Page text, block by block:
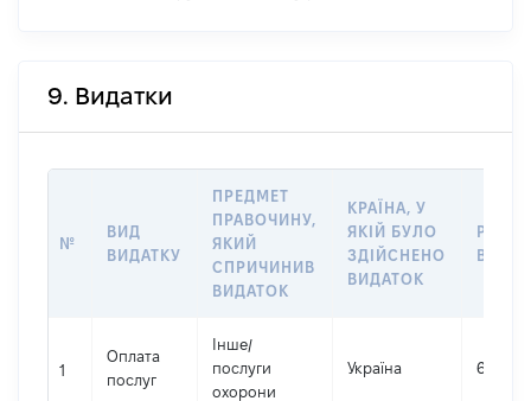
9. Видатки
№
ВИД
ВИДАТКУ
ПРЕДМЕТ
ПРАВОЧИНУ,
ЯКИЙ
СПРИЧИНИВ
ВИДАТОК
КРАЇНА, У
ЯКІЙ БУЛО
ЗДІЙСНЕНО
ВИДАТОК
1
Оплата
послуг
Інше/
послуги
охорони
Україна